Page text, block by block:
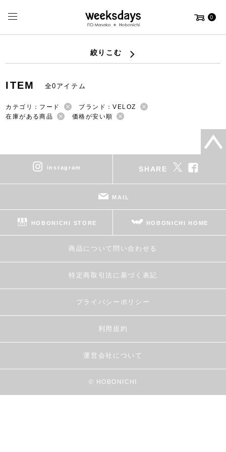
0
絞りこむ
ITEM 全0アイテム
カテゴリ：フード
ブランド：VELOZ
在庫がある商品
価格が安い順
instagram SHARE
MAIL
HOBONICHI STORE HOBONICHI HOME
商品について問い合わせる
特定商取引法に基づく表記
プライバシーポリシー
利用規約
運営会社について
© HOBONICHI